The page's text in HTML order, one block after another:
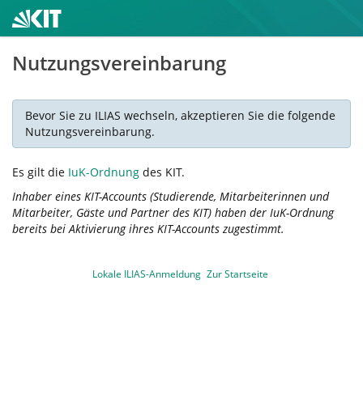
Nutzungsvereinbarung
Bevor Sie zu ILIAS wechseln, akzeptieren Sie die folgende
Nutzungsvereinbarung.
Es gilt die IuK-Ordnung des KIT.
Inhaber eines KIT-Accounts (Studierende, Mitarbeiterinnen und
Mitarbeiter, Gäste und Partner des KIT) haben der IuK-Ordnung
bereits bei Aktivierung ihres KIT-Accounts zugestimmt.
Lokale ILIAS-Anmeldung Zur Startseite